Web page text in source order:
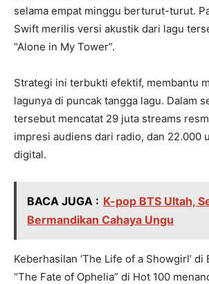
selama empat minggu berturut-turut.
Swift merilis versi akustik dari lagu
“Alone in My Tower”.
Strategi ini terbukti efektif, membantu
lagunya di puncak tangga lagu. Dalam
tersebut mencatat 29 juta streams
impresi audiens dari radio, dan 22.000
digital.
BACA JUGA : K-pop BTS Ultah,
Bermandikan Cahaya Ungu
Keberhasilan ‘The Life of a Showgirl’
“The Fate of Ophelia” di Hot 100